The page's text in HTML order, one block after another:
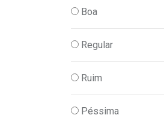
Boa
Regular
Ruim
Péssima